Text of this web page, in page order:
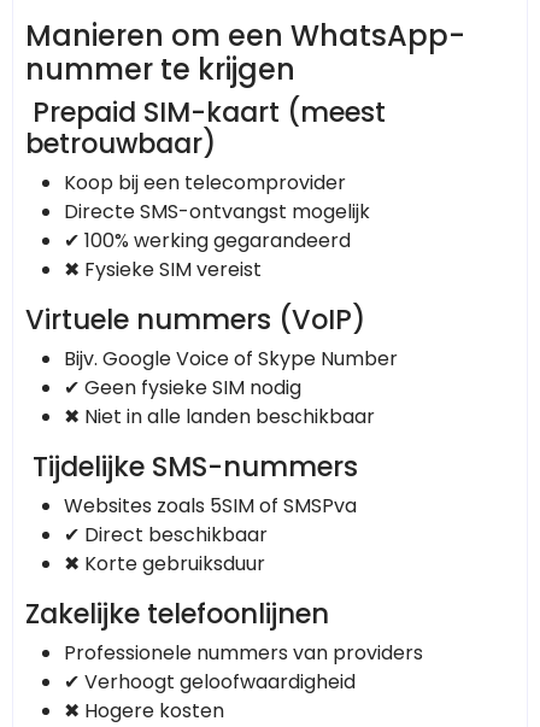
Manieren om een WhatsApp-
nummer te krijgen
Prepaid SIM-kaart (meest
betrouwbaar)
Koop bij een telecomprovider
Directe SMS-ontvangst mogelijk
✔ 100% werking gegarandeerd
✖ Fysieke SIM vereist
Virtuele nummers (VoIP)
Bijv. Google Voice of Skype Number
✔ Geen fysieke SIM nodig
✖ Niet in alle landen beschikbaar
Tijdelijke SMS-nummers
Websites zoals 5SIM of SMSPva
✔ Direct beschikbaar
✖ Korte gebruiksduur
Zakelijke telefoonlijnen
Professionele nummers van providers
✔ Verhoogt geloofwaardigheid
✖ Hogere kosten